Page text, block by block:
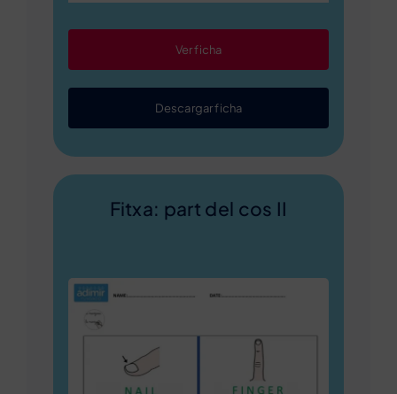
Ver ficha
Descargar ficha
Fitxa: part del cos II